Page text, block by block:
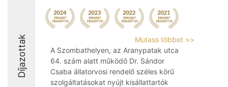
Díjazottak
Mutass többet >>
A Szombathelyen, az Aranypatak utca
64. szám alatt működő Dr. Sándor
Csaba állatorvosi rendelő széles körű
szolgáltatásokat nyújt kisállattartók